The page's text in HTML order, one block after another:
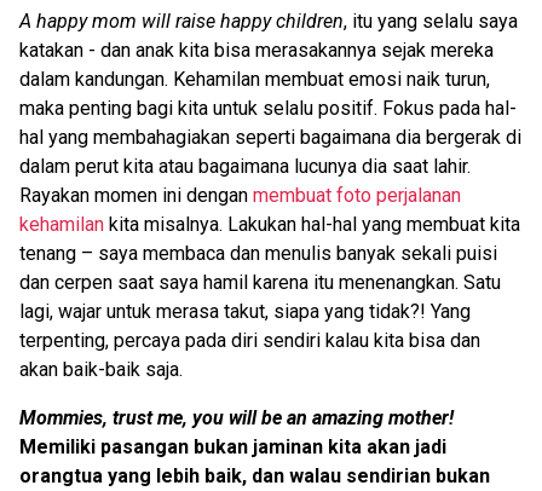
A happy mom will raise happy children, itu yang selalu saya
katakan - dan anak kita bisa merasakannya sejak mereka
dalam kandungan. Kehamilan membuat emosi naik turun,
maka penting bagi kita untuk selalu positif. Fokus pada hal-
hal yang membahagiakan seperti bagaimana dia bergerak di
dalam perut kita atau bagaimana lucunya dia saat lahir.
Rayakan momen ini dengan membuat foto perjalanan
kehamilan kita misalnya. Lakukan hal-hal yang membuat kita
tenang – saya membaca dan menulis banyak sekali puisi
dan cerpen saat saya hamil karena itu menenangkan. Satu
lagi, wajar untuk merasa takut, siapa yang tidak?! Yang
terpenting, percaya pada diri sendiri kalau kita bisa dan
akan baik-baik saja.
Mommies, trust me, you will be an amazing mother!
Memiliki pasangan bukan jaminan kita akan jadi
orangtua yang lebih baik, dan walau sendirian bukan